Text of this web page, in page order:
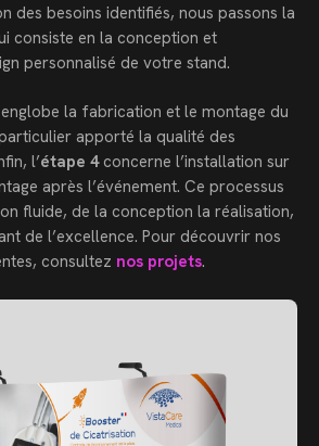
des besoins identifiés, nous passons la
consiste en la conception et
personnalisé de votre stand.
englobe la fabrication et le montage du
apporté la qualité des
l’étape 4concerne l’installation sur
après l’événement. Ce processus
fluide, de la conception la réalisation,
de l’excellence. Pour découvrir nos
consultez nos projets.